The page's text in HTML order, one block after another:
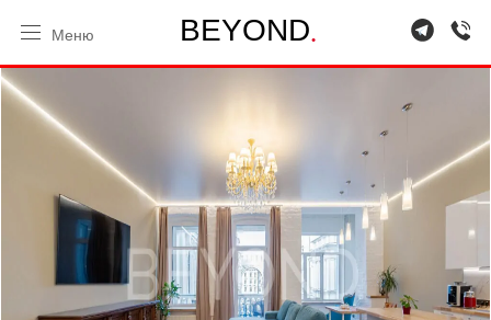
BEYOND.
Меню